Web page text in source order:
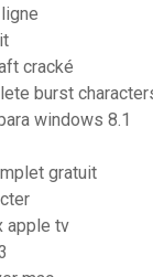
cracké
burst
windows 8.1
gratuit
apple tv